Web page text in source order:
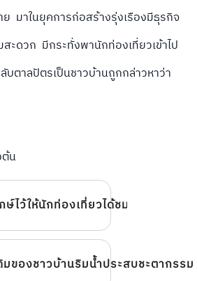
มาในยุคการก่อสร้างรุ่งเรืองมีธุรกิจ
ะดวก มีกระทั่งพานักท่องเที่ยวเข้าไป
บตาลปัตรเป็นชาวบ้านถูกกล่าวหาว่า
น
ไว้ให้นักท่องเที่ยวได้ชม
ของชาวบ้านริมน้ำประสบชะตากรรม